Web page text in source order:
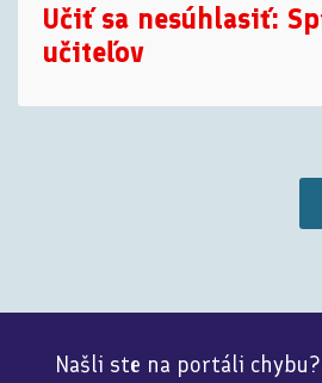
Učiť sa nesúhlasiť:
učiteľov
Našli ste na portáli